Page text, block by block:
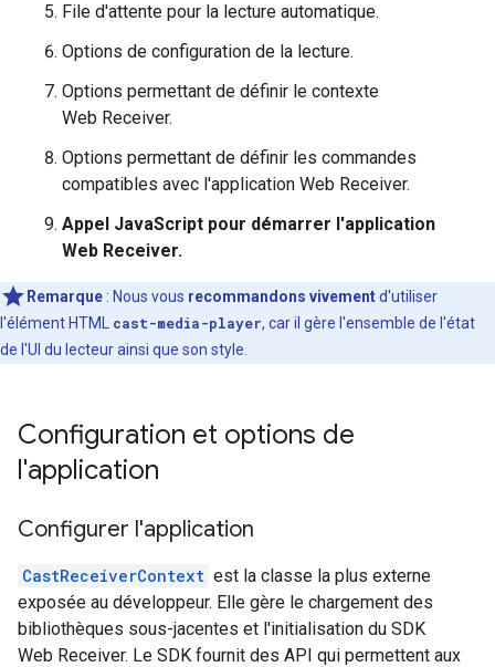
File d'attente pour la lecture automatique.
Options de configuration de la lecture.
Options permettant de définir le contexte
Web Receiver.
Options permettant de définir les commandes
compatibles avec l'application Web Receiver.
Appel JavaScript pour démarrer l'application
Web Receiver.
Remarque : Nous vous recommandons vivementd'utiliser
l'élément HTML cast-media-player, car il gère l'ensemble de l'état
de l'UI du lecteur ainsi que son style.
Configuration et options de
l'application
Configurer l'application
CastReceiverContext est la classe la plus externe
exposée au développeur. Elle gère le chargement des
bibliothèques sous-jacentes et l'initialisation du SDK
Web Receiver. Le SDK fournit des API qui permettent aux